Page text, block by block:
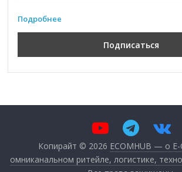
Подробнее
Копирайт © 2026 ECOMHUB — о
омниканальном ритейле, логистике,